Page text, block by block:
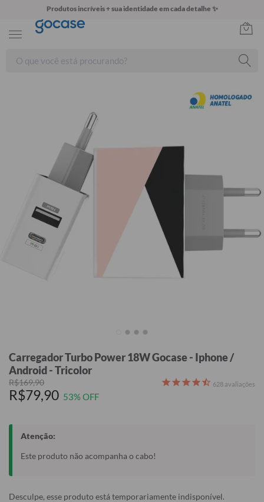
Produtos incríveis + sua identidade em cada detalhe ✨
Carregador Turbo Power 18W Gocase - Iphone /
Android - Tricolor
R$169,90
R$79,90 53% OFF
628 avaliações
Atenção:
Este produto não acompanha o cabo!
Desculpe, esse produto está temporariamente indisponível.